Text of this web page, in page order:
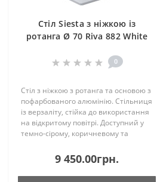
Стіл Siesta з ніжкою із
ротанга Ø 70 Riva 882 White
0
Стіл з ніжкою з ротанга та основою з
пофарбованого алюмінію. Стільниця
із верзаліту, стійка до використання
на відкритому повітрі. Доступний у
темно-сірому, коричневому та
9 450.00грн.